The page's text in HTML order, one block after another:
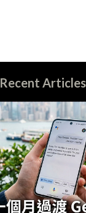
Recent Articles